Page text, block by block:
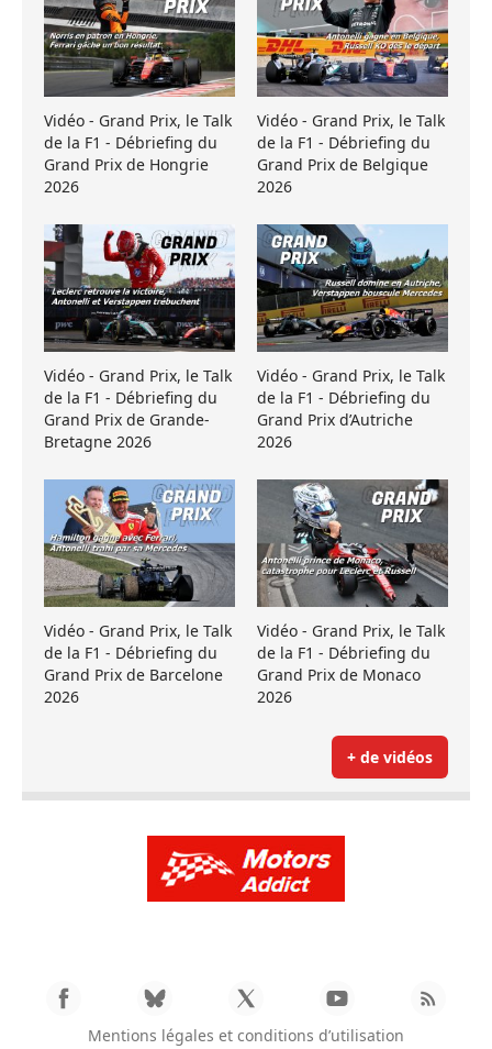
Vidéo - Grand Prix, le Talk
de la F1 - Débriefing du
Grand Prix de Hongrie
2026
Vidéo - Grand Prix, le Talk
de la F1 - Débriefing du
Grand Prix de Belgique
2026
Vidéo - Grand Prix, le Talk
de la F1 - Débriefing du
Grand Prix de Grande-
Bretagne 2026
Vidéo - Grand Prix, le Talk
de la F1 - Débriefing du
Grand Prix d’Autriche
2026
Vidéo - Grand Prix, le Talk
de la F1 - Débriefing du
Grand Prix de Barcelone
2026
Vidéo - Grand Prix, le Talk
de la F1 - Débriefing du
Grand Prix de Monaco
2026
+ de vidéos
Mentions légales et conditions d’utilisation